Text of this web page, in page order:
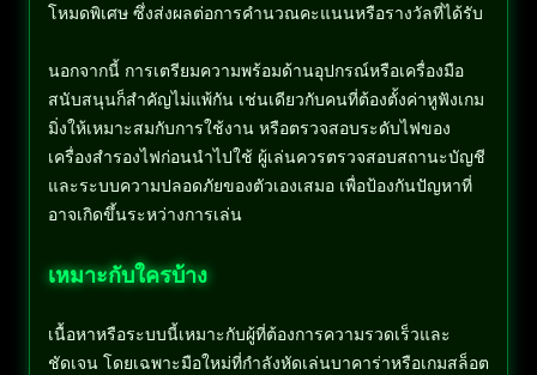
โหมดพิเศษ ซึ่งส่งผลต่อการคำนวณคะแนนหรือรางวัลที่ได้รับ
นอกจากนี้ การเตรียมความพร้อมด้านอุปกรณ์หรือเครื่องมือ
สนับสนุนก็สำคัญไม่แพ้กัน เช่นเดียวกับคนที่ต้องตั้งค่าหูฟังเกม
มิ่งให้เหมาะสมกับการใช้งาน หรือตรวจสอบระดับไฟของ
เครื่องสำรองไฟก่อนนำไปใช้ ผู้เล่นควรตรวจสอบสถานะบัญชี
และระบบความปลอดภัยของตัวเองเสมอ เพื่อป้องกันปัญหาที่
อาจเกิดขึ้นระหว่างการเล่น
เหมาะกับใครบ้าง
เนื้อหาหรือระบบนี้เหมาะกับผู้ที่ต้องการความรวดเร็วและ
ชัดเจน โดยเฉพาะมือใหม่ที่กำลังหัดเล่นบาคาร่าหรือเกมสล็อต